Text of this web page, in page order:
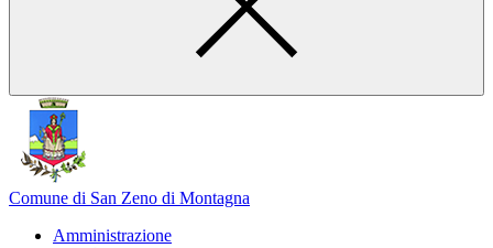
Comune di San Zeno di Montagna
Amministrazione